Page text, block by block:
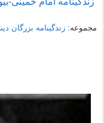
مجموعه:زندگینامه بزرگان